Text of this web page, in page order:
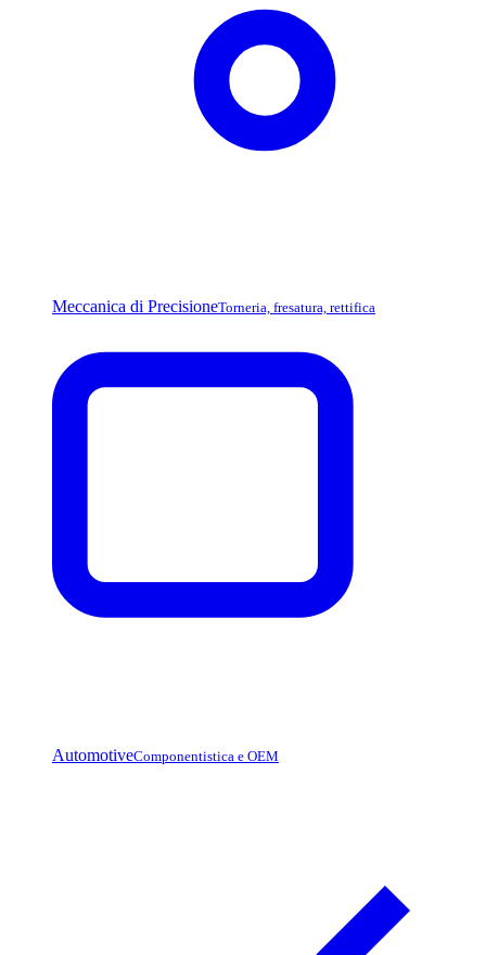
Meccanica di PrecisioneTorneria, fresatura, rettifica
AutomotiveComponentistica e OEM